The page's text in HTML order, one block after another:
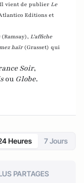
vient de publierLe
Editions et
(Ramsay), L'affiche
haïr (Grasset) qui
Soir,
ou Globe.
Heures 7 Jours
PARTAGES